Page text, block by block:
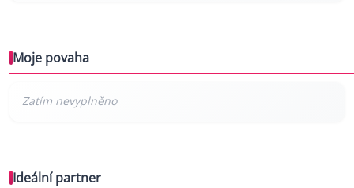
Moje povaha
Ideální partner